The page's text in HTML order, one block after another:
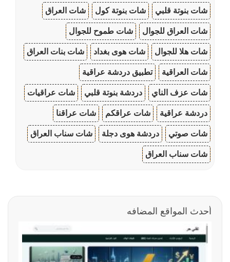
شات بنوتة قلبي شات بنوتة كول شات العراق
شات العراق للجوال شات طموح للجوال
شات هلا للجوال شات هوى بغداد شات بنات العراق
شات العراقية تطبيق دردشة عراقية
شات عزف الناي دردشة بنوتة قلبي شات عراقيات
دردشة عراقية شات عراقكم شات عراقنا
شات صوتي دردشة هوى دجلة شات سناب العراق
شات سناب العراق
أحدث المواقع المضافه